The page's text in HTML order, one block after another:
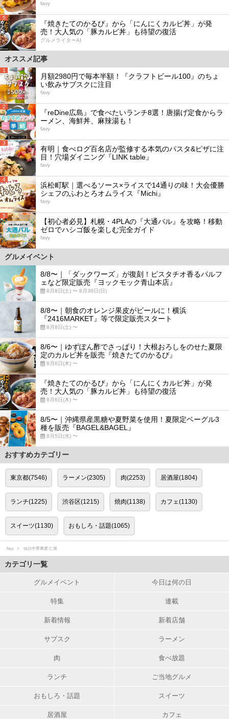
favy
5
『焼きたてのかるび』から「にんにくカルビ丼」が発
売！大人気の「豚カルビ丼」も待望の復活
グルメライターAI
オススメ記事
1
月額2980円で毎本半額！『クラフトビール100』のちょ
い飲みサブスクに注目
favy
2
『reDine広島』で食べたいランチ8選！唐揚げ定食からラ
ーメン、海鮮丼、麻辣湯も！
favy
3
有明｜食べログ百名店が監修する本気のパスタ&ピザに注
目！穴場ダイニング『LINK table』
favy
4
浜松町駅｜選べるソース×ライスで14通りの味！大会優勝
シェフのふわとろオムライス『Michi』
favy
5
【初心者必見】札幌・4PLAの『大通バル』を攻略！移動
ゼロでハシゴ飯を楽しむ完全ガイド
favy
グルメイベント
8/8〜｜「ダックワーズ」が復刻！ピスタチオ香るパルフ
ェなど限定販売『ヨックモック青山本店』
8月8日(土) 〜 8月30日(日)
8/8〜｜朝食のオレンジ果皮がビールに！横浜
『2416MARKET』等で限定販売スタート
8月8日(土) 〜
8/6〜｜ゆずぽん酢でさっぱり！大根おろしをのせた夏限
定のカルビ丼を販売『焼きたてのかるび』
8月6日(木) 〜
『焼きたてのかるび』から「にんにくカルビ丼」が発
売！大人気の「豚カルビ丼」も待望の復活
8月6日(木) 〜
8/5〜｜沖縄県産黒糖や夏野菜を使用！夏限定ベーグル3
種を販売『BAGEL&BAGEL』
8月5日(水) 〜
おすすめカテゴリー
東京都(7546) ラーメン(2305) 肉(2253) 居酒屋(1804)
ランチ(1225) 渋谷区(1215) 焼肉(1138) カフェ(1130)
スイーツ(1130) おもしろ・話題(1065)
favy 仙台中華蕎麦 仁屋
カテゴリ一覧
グルメイベント 今日は何の日
特集 連載
新着情報 新着店舗
サブスク ラーメン
肉 食べ放題
ランチ ご当地グルメ
おもしろ・話題 スイーツ
居酒屋 カフェ